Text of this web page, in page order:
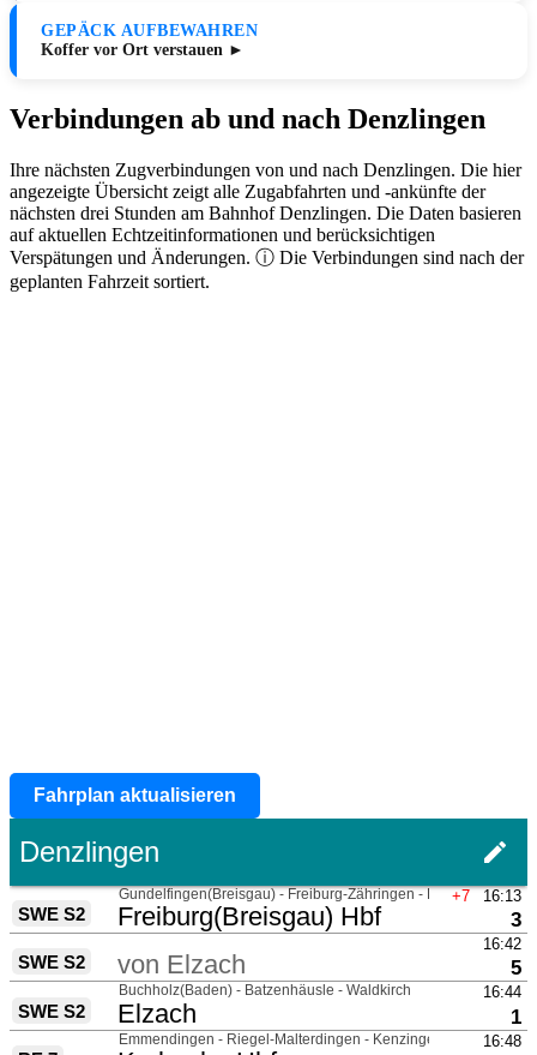
GEPÄCK AUFBEWAHREN
Koffer vor Ort verstauen ►
Verbindungen ab und nach Denzlingen
Ihre nächsten Zugverbindungen von und nach Denzlingen. Die hier
angezeigte Übersicht zeigt alle Zugabfahrten und -ankünfte der
nächsten drei Stunden am Bahnhof Denzlingen. Die Daten basieren
auf aktuellen Echtzeitinformationen und berücksichtigen
Verspätungen und Änderungen. ⓘ Die Verbindungen sind nach der
geplanten Fahrzeit sortiert.
Fahrplan aktualisieren